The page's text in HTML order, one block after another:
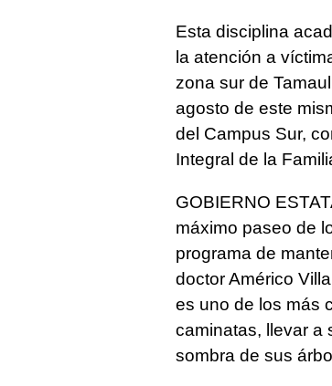
Esta disciplina
la atención a
zona sur de
agosto de este
del Campus Sur,
Integral de la
GOBIERNO
máximo paseo de
programa de
doctor Américo
es uno de los más
caminatas, llevar a
sombra de sus